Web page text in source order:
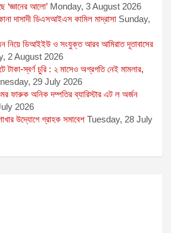
‘জ্ঞানের আলো’ Monday, 3 August 2026
দাসাদী ডিএসআইএস কামিল মাদ্রাসা Sunday,
নিয়ে ডিআইইউ ও সংযুক্ত আরব আমিরাত দূতাবাসের
2 August 2026
টাকা-স্বর্ণ চুরি : ২ মাসেও অগ্রগতি নেই মামলার,
29 July 2026
ফারুক অনিক দম্পতির ব্যারিস্টার এট ল অর্জন
2026
উদ্যোগে গ্রাহক সমাবেশ Tuesday, 28 July